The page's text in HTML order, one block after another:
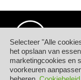
Selecteer "Alle
het opslaan van
marketingcookies en
voorkeuren
© Hogeschool PXL
Elfde-Liniestraat 24